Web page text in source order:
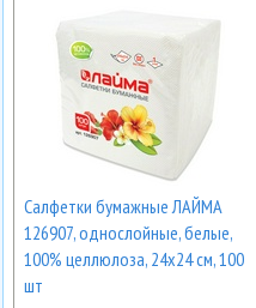
Салфетки бумажные ЛАЙМА
126907, однослойные, белые,
100% целлюлоза, 24х24 см, 100
шт